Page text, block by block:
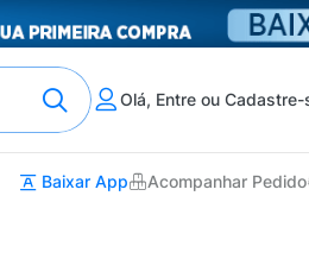
Olá, Entre ou Cadastre-
Baixar App Acompanhar Pedido